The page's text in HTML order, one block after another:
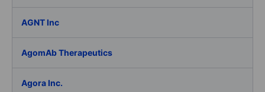
AGNT Inc
AgomAb Therapeutics
Agora Inc.